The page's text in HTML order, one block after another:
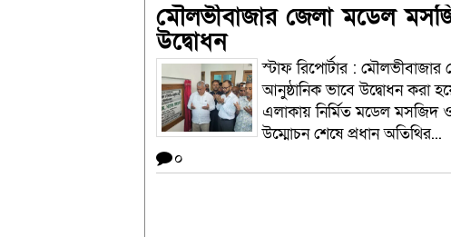
মৌলভীবাজার জেলা মডেল
উদ্বোধন
স্টাফ রিপোর্টার :
আনুষ্ঠানিক ভাবে উদ্বোধন করা
এলাকায় নির্মিত মডেল মসজিদ
উম্মোচন শেষে প্রধান অতিথির...
০